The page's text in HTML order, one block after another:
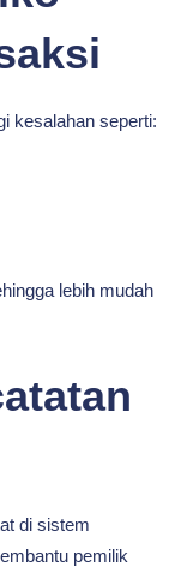
kesalahan seperti:
lebih mudah
di sistem
pemilik